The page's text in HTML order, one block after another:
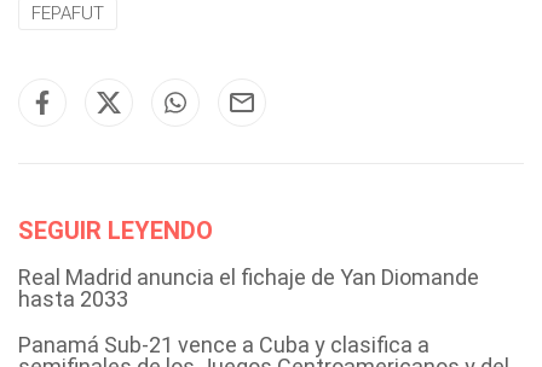
FEPAFUT
SEGUIR LEYENDO
Real Madrid anuncia el fichaje de Yan Diomande
hasta 2033
Panamá Sub-21 vence a Cuba y clasifica a